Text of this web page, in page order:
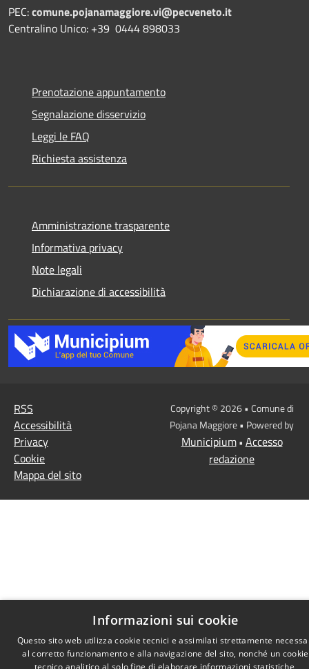
PEC:comune.pojanamaggiore.vi@pecveneto.it
Centralino Unico: +39 0444 898033
Prenotazione appuntamento
Segnalazione disservizio
Leggi le FAQ
Richiesta assistenza
Amministrazione trasparente
Informativa privacy
Note legali
Dichiarazione di accessibilità
RSS
Accessibilità
Privacy
Cookie
Mappa del sito
Copyright © 2026 • Comune di
Pojana Maggiore • Powered by
Municipium• Accesso
redazione
Informazioni sui cookie
Questo sito web utilizza cookie tecnici e assimilati strettamente
al corretto funzionamento e alla navigazione del sito, nonché un cookie
tecnico analitico al solo fine di elaborare informazioni statistiche,